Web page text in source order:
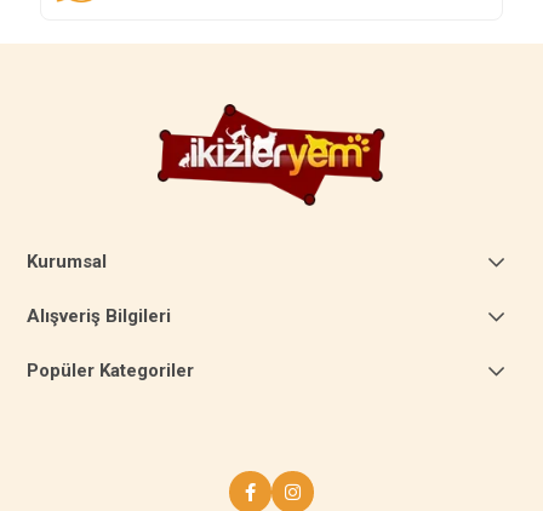
Kurumsal
Alışveriş Bilgileri
Popüler Kategoriler